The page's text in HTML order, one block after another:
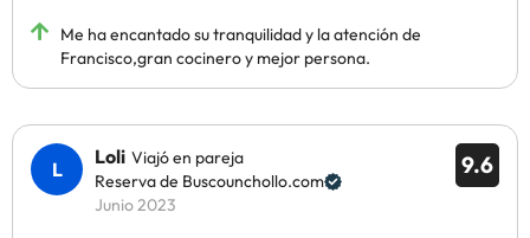
Me ha encantado su tranquilidad y la atención de
Francisco,gran cocinero y mejor persona.
9.6
Loli Viajó en pareja
Reserva de Buscounchollo.com
Junio 2023